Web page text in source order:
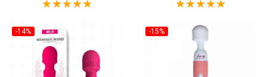
-14% -15%